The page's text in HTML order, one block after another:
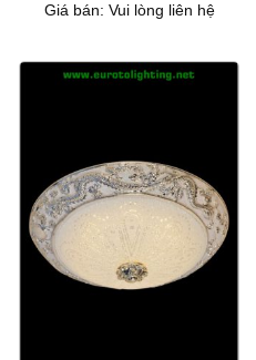
Giá bán: Vui lòng liên hệ